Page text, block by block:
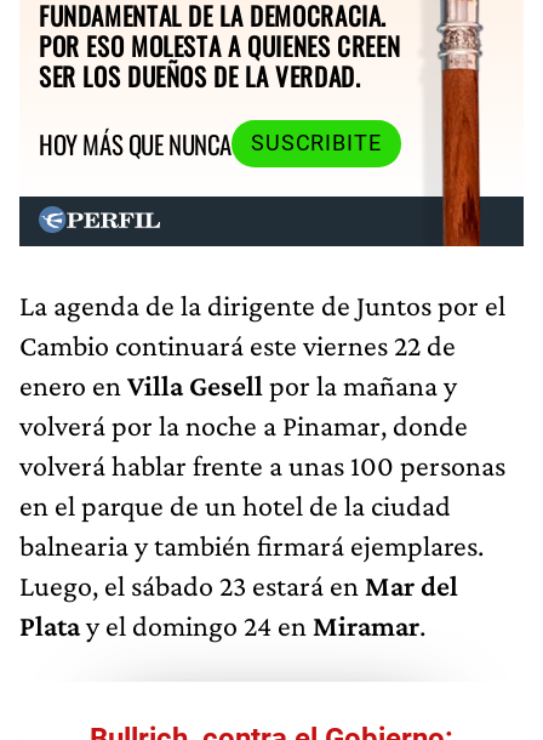
FUNDAMENTAL DE LA DEMOCRACIA.
POR ESO MOLESTA A QUIENES CREEN
SER LOS DUEÑOS DE LA VERDAD.
HOY MÁS QUE NUNCA
SUSCRIBITE
La agenda de la dirigente de Juntos por el
Cambio continuará este viernes 22 de
enero en Villa Gesell por la mañana y
volverá por la noche a Pinamar, donde
volverá hablar frente a unas 100 personas
en el parque de un hotel de la ciudad
balnearia y también firmará ejemplares.
Luego, el sábado 23 estará en Mar del
Platay el domingo 24 en Miramar.